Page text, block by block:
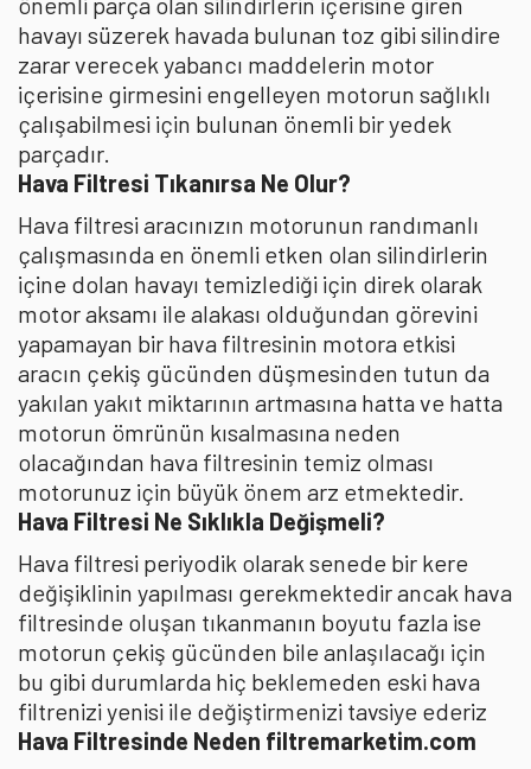
havayı süzerek havada bulunan toz gibi silindire
zarar verecek yabancı maddelerin motor
içerisine girmesini engelleyen motorun sağlıklı
çalışabilmesi için bulunan önemli bir yedek
parçadır.
Hava Filtresi Tıkanırsa Ne Olur?
Hava filtresi aracınızın motorunun randımanlı
çalışmasında en önemli etken olan silindirlerin
içine dolan havayı temizlediği için direk olarak
motor aksamı ile alakası olduğundan görevini
yapamayan bir hava filtresinin motora etkisi
aracın çekiş gücünden düşmesinden tutun da
yakılan yakıt miktarının artmasına hatta ve hatta
motorun ömrünün kısalmasına neden
olacağından hava filtresinin temiz olması
motorunuz için büyük önem arz etmektedir.
Hava Filtresi Ne Sıklıkla Değişmeli?
Hava filtresi periyodik olarak senede bir kere
değişiklinin yapılması gerekmektedir ancak hava
filtresinde oluşan tıkanmanın boyutu fazla ise
motorun çekiş gücünden bile anlaşılacağı için
bu gibi durumlarda hiç beklemeden eski hava
filtrenizi yenisi ile değiştirmenizi tavsiye ederiz
Hava Filtresinde Neden filtremarketim.com